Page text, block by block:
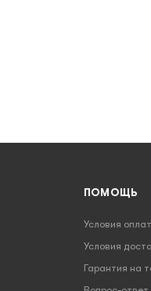
ПОМОЩЬ
Условия
Условия
Гарантия на